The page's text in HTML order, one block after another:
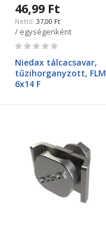
46,99 Ft
37,00 Ft
/ egységenként
Rating:
Niedax tálcacsavar,
tűzihorganyzott, FLM
6x14 F